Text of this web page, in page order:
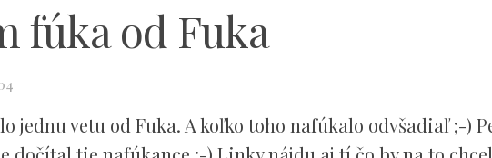
fúka od Fuka
jednu vetu od Fuka. A koľko toho nafúkalo odvšadiaľ ;-)